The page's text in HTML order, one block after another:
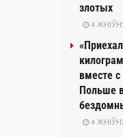
злотых
4
вместе
Польше
4